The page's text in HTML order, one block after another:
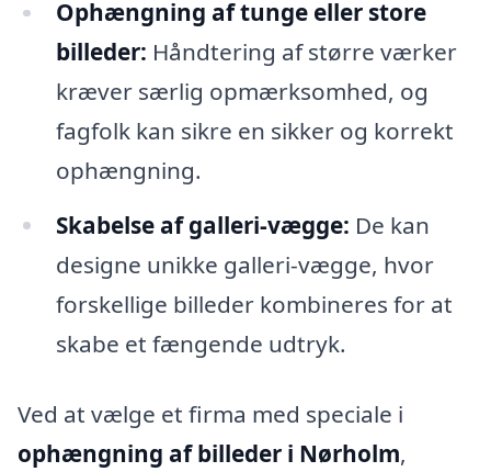
Ophængning af tunge eller store
billeder: Håndtering af større værker
kræver særlig opmærksomhed, og
fagfolk kan sikre en sikker og korrekt
ophængning.
Skabelse af galleri-vægge: De kan
designe unikke galleri-vægge, hvor
forskellige billeder kombineres for at
skabe et fængende udtryk.
Ved at vælge et firma med speciale i
ophængning af billeder i Nørholm,